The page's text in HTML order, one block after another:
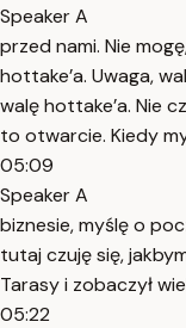
Speaker A
przed nami. Nie
hottake’a. Uwaga,
walę hottake’a. Nie
to otwarcie. Kiedy
05:09
Speaker A
biznesie, myślę o
tutaj czuję się,
Tarasy i zobaczył
05:22